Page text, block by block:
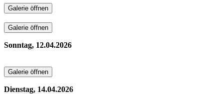
Galerie öffnen
Galerie öffnen
Sonntag, 12.04.2026
Galerie öffnen
Dienstag, 14.04.2026